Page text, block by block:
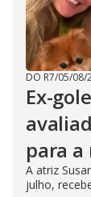
DO R7/05/08/
Ex-
para
A atriz
julho,